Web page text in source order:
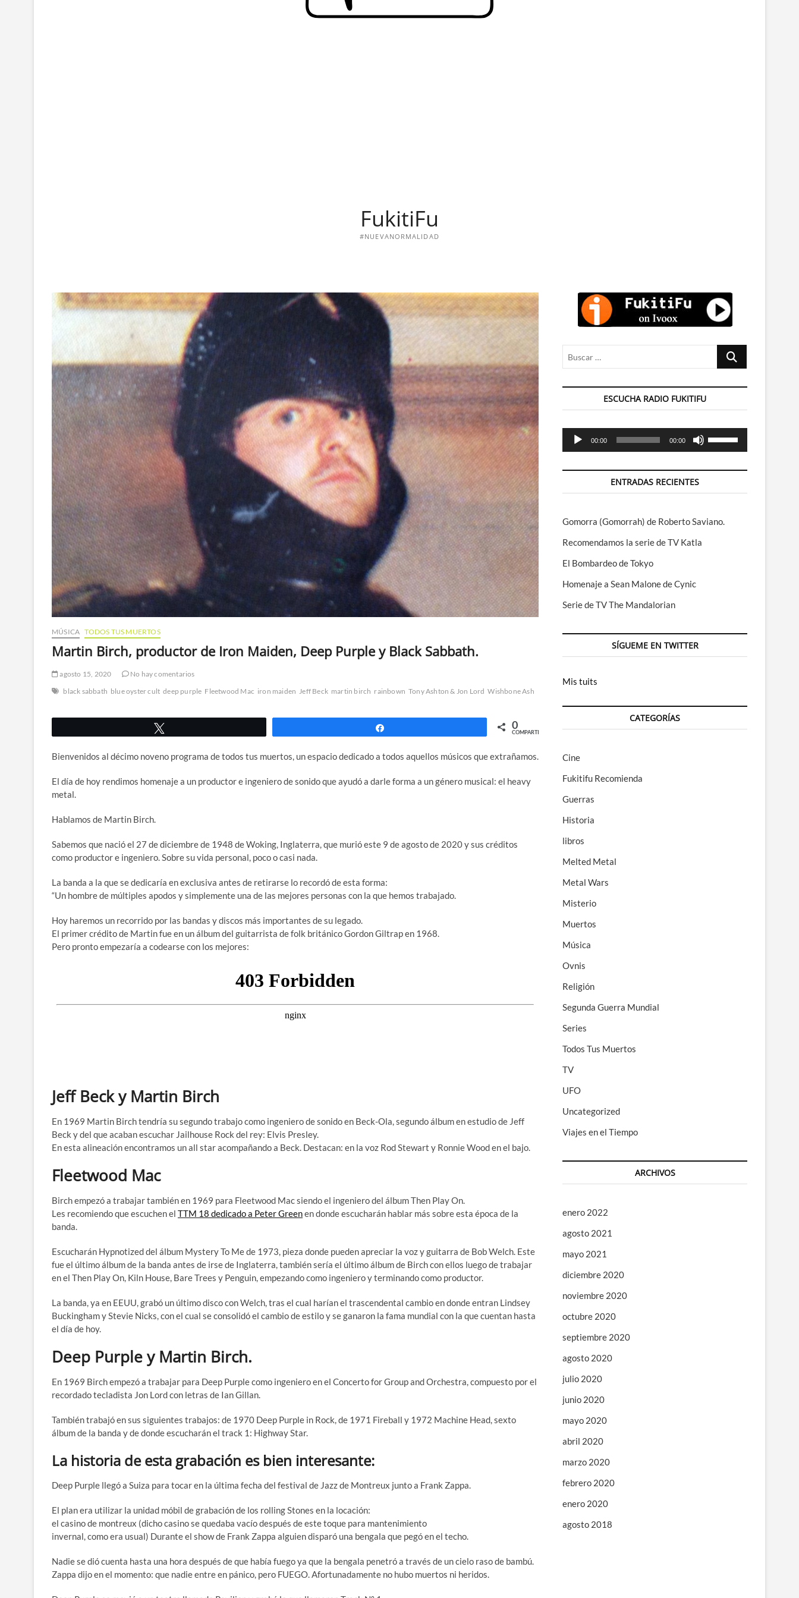
FukitiFu
#NUEVANORMALIDAD
MÚSICA TODOS TUS MUERTOS
Martin Birch, productor de Iron Maiden, Deep Purple y Black Sabbath.
agosto 15, 2020
No hay comentarios
black sabbath blue oyster cult deep purple Fleetwood Mac iron maiden Jeff Beck martin birch rainbown Tony Ashton & Jon Lord Wishbone Ash
0
COMPARTIR
Bienvenidos al décimo noveno programa de todos tus muertos, un espacio dedicado a todos aquellos músicos que extrañamos.
El día de hoy rendimos homenaje a un productor e ingeniero de sonido que ayudó a darle forma a un género musical: el heavy
metal.
Hablamos de Martin Birch.
Sabemos que nació el 27 de diciembre de 1948 de Woking, Inglaterra, que murió este 9 de agosto de 2020 y sus créditos
como productor e ingeniero. Sobre su vida personal, poco o casi nada.
La banda a la que se dedicaría en exclusiva antes de retirarse lo recordó de esta forma:
“Un hombre de múltiples apodos y simplemente una de las mejores personas con la que hemos trabajado.
Hoy haremos un recorrido por las bandas y discos más importantes de su legado.
El primer crédito de Martin fue en un álbum del guitarrista de folk británico Gordon Giltrap en 1968.
Pero pronto empezaría a codearse con los mejores:
Jeff Beck y Martin Birch
En 1969 Martin Birch tendría su segundo trabajo como ingeniero de sonido en Beck-Ola, segundo álbum en estudio de Jeff
Beck y del que acaban escuchar Jailhouse Rock del rey: Elvis Presley.
En esta alineación encontramos un all star acompañando a Beck. Destacan: en la voz Rod Stewart y Ronnie Wood en el bajo.
Fleetwood Mac
Birch empezó a trabajar también en 1969 para Fleetwood Mac siendo el ingeniero del álbum Then Play On.
Les recomiendo que escuchen el TTM 18 dedicado a Peter Greenen donde escucharán hablar más sobre esta época de la
banda.
Escucharán Hypnotized del álbum Mystery To Me de 1973, pieza donde pueden apreciar la voz y guitarra de Bob Welch. Este
fue el último álbum de la banda antes de irse de Inglaterra, también sería el último álbum de Birch con ellos luego de trabajar
en el Then Play On, Kiln House, Bare Trees y Penguin, empezando como ingeniero y terminando como productor.
La banda, ya en EEUU, grabó un último disco con Welch, tras el cual harían el trascendental cambio en donde entran Lindsey
Buckingham y Stevie Nicks, con el cual se consolidó el cambio de estilo y se ganaron la fama mundial con la que cuentan hasta
el día de hoy.
Deep Purple y Martin Birch.
En 1969 Birch empezó a trabajar para Deep Purple como ingeniero en el Concerto for Group and Orchestra, compuesto por el
recordado tecladista Jon Lord con letras de Ian Gillan.
También trabajó en sus siguientes trabajos: de 1970 Deep Purple in Rock, de 1971 Fireball y 1972 Machine Head, sexto
álbum de la banda y de donde escucharán el track 1: Highway Star.
La historia de esta grabación es bien interesante:
Deep Purple llegó a Suiza para tocar en la última fecha del festival de Jazz de Montreux junto a Frank Zappa.
El plan era utilizar la unidad móbil de grabación de los rolling Stones en la locación:
el casino de montreux (dicho casino se quedaba vacío después de este toque para mantenimiento
invernal, como era usual) Durante el show de Frank Zappa alguien disparó una bengala que pegó en el techo.
Nadie se dió cuenta hasta una hora después de que había fuego ya que la bengala penetró a través de un cielo raso de bambú.
Zappa dijo en el momento: que nadie entre en pánico, pero FUEGO. Afortunadamente no hubo muertos ni heridos.
Buscar
ESCUCHA RADIO FUKITIFU
Reproductor
00:00 00:00
de
aumentar
ENTRADAS RECIENTES
Gomorra (Gomorrah) de Roberto Saviano.
Recomendamos la serie de TV Katla
El Bombardeo de Tokyo
Homenaje a Sean Malone de Cynic
Serie de TV The Mandalorian
SÍGUEME EN TWITTER
Mis tuits
CATEGORÍAS
Cine
Fukitifu Recomienda
Guerras
Historia
libros
Melted Metal
Metal Wars
Misterio
Muertos
Música
Ovnis
Religión
Segunda Guerra Mundial
Series
Todos Tus Muertos
TV
UFO
Uncategorized
Viajes en el Tiempo
ARCHIVOS
enero 2022
agosto 2021
mayo 2021
diciembre 2020
noviembre 2020
octubre 2020
septiembre 2020
agosto 2020
julio 2020
junio 2020
mayo 2020
abril 2020
marzo 2020
febrero 2020
enero 2020
agosto 2018